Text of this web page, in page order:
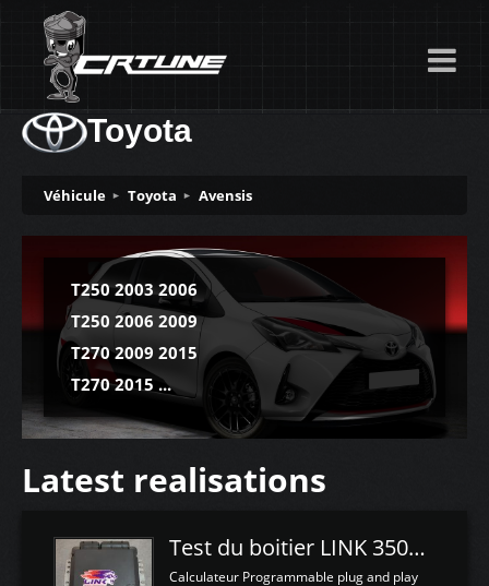
Toyota
Véhicule Toyota Avensis
T250 2003 2006
T250 2006 2009
T270 2009 2015
T270 2015 ...
Latest realisations
Test du boitier LINK 350Z Plugin ECU
Calculateur Programmable plug and play